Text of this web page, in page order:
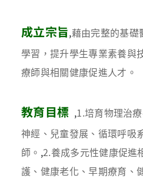
成立宗旨,藉由完整的基礎
學習，提升學生專業素養與
療師與相關健康促進人才。
教育目標 ,1.培育物理治
神經、兒童發展、循環呼吸
師。 ,2.養成多元性健康促進
護、健康老化、早期療育、